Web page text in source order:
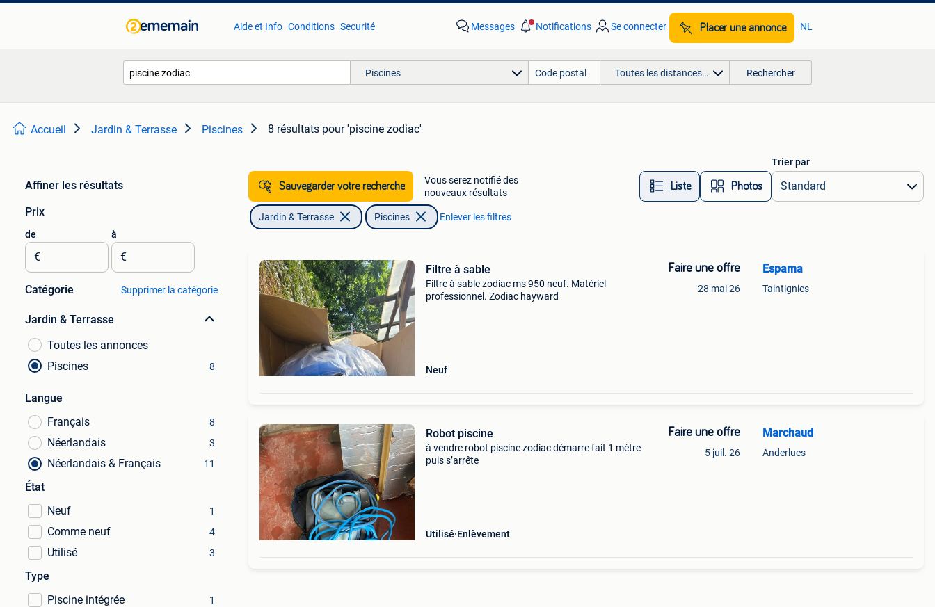
Aide et Info Conditions Securité Messages Notifications Se connecter Placer une annonce NL
Piscines Toutes les distances… Rechercher
Accueil Jardin & Terrasse Piscines 8 résultats pour 'piscine zodiac'
Affiner les résultats
Prix
de
€
à
€
Catégorie Supprimer la catégorie
Jardin & Terrasse
Toutes les annonces
Piscines
8
Langue
Français
8
Néerlandais 3
Néerlandais & Français 11
État
Neuf
1
Comme neuf 4
Utilisé 3
Type
Piscine intégrée
1
Sauvegarder votre recherche
Vous serez notifié des
nouveaux résultats
Liste Photos
Trier par
Jardin & Terrasse Piscines Enlever les filtres
Filtre à sable
Filtre à sable zodiac ms 950 neuf. Matériel
professionnel. Zodiac hayward
Neuf
Faire une offre
28 mai 26
Espama
Taintignies
Robot piscine
à vendre robot piscine zodiac démarre fait 1 mètre
puis s’arrête
Utilisé Enlèvement
Faire une offre
5 juil. 26
Marchaud
Anderlues